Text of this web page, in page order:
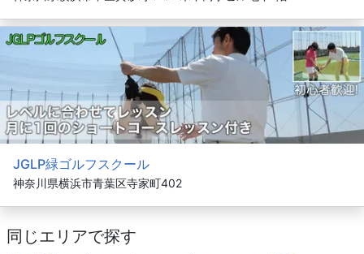
JGLP緑ゴルフスクール
神奈川県横浜市青葉区寺家町402
同じエリアで探す